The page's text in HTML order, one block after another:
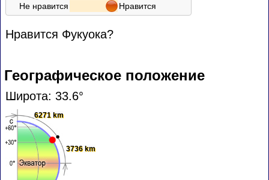
Не нравится
Нравится
Нравится Фукуока?
Географическое положение
Широта: 33.6°
6271 km
3736 km